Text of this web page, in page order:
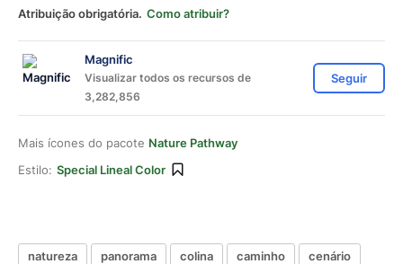
Atribuição obrigatória. Como atribuir?
Magnific
Visualizar todos os recursos de
3,282,856
Seguir
Mais ícones do pacote Nature Pathway
Estilo: Special Lineal Color
natureza panorama colina caminho cenário